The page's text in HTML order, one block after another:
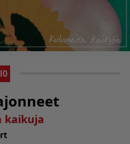
kaikuja